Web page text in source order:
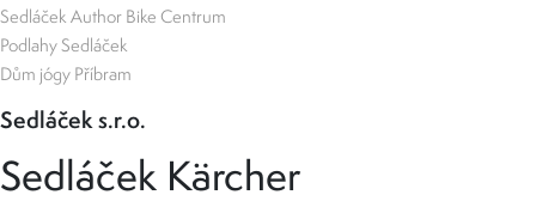
Sedláček Author Bike Centrum
Podlahy Sedláček
Dům jógy Příbram
Sedláček s.r.o.
Sedláček Kärcher